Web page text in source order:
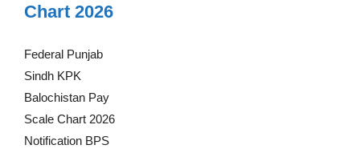
Chart 2026
Federal Punjab
Sindh KPK
Balochistan Pay
Scale Chart 2026
Notification BPS